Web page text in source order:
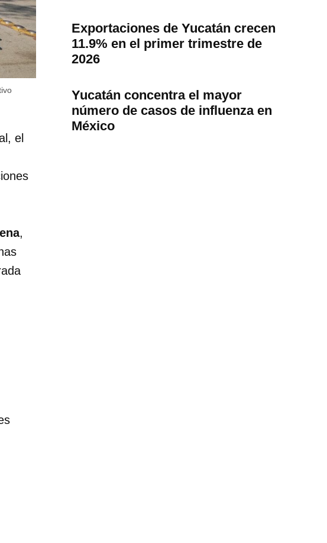
el
,
Exportaciones de Yucatán crecen
11.9% en el primer trimestre de
2026
Yucatán concentra el mayor
número de casos de influenza en
México